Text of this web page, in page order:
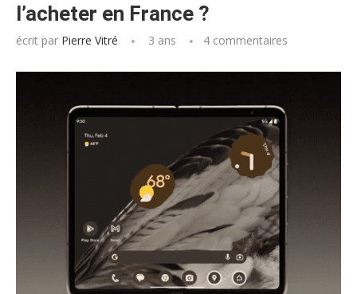
l’acheter en France ?
écrit par Pierre Vitré 3 ans 4 commentaires